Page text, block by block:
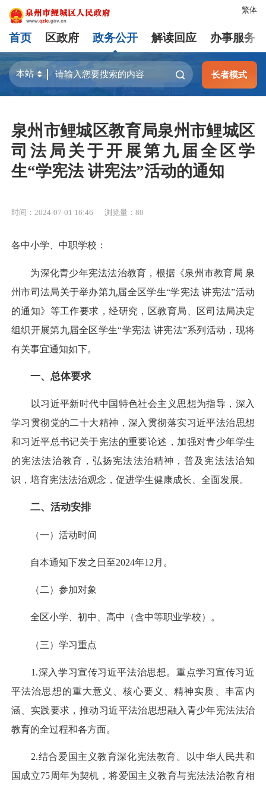
繁体
首页 区政府 政务公开 解读回应 办事服务
长者模式
泉州市鲤城区教育局泉州市鲤城区
司法局关于开展第九届全区学
生“学宪法 讲宪法”活动的通知
时间：2024-07-01 16:46 浏览量： 80
各中小学、中职学校：
为深化青少年宪法法治教育，根据《泉州市教育局 泉
州市司法局关于举办第九届全区学生“学宪法 讲宪法”活动
的通知》等工作要求，经研究，区教育局、区司法局决定
组织开展第九届全区学生“学宪法 讲宪法”系列活动，现将
有关事宜通知如下。
一、总体要求
以习近平新时代中国特色社会主义思想为指导，深入
学习贯彻党的二十大精神，深入贯彻落实习近平法治思想
和习近平总书记关于宪法的重要论述，加强对青少年学生
的宪法法治教育，弘扬宪法法治精神，普及宪法法治知
识，培育宪法法治观念，促进学生健康成长、全面发展。
二、活动安排
（一）活动时间
自本通知下发之日至2024年12月。
（二）参加对象
全区小学、初中、高中（含中等职业学校）。
（三）学习重点
1.深入学习宣传习近平法治思想。重点学习宣传习近
平法治思想的重大意义、核心要义、精神实质、丰富内
涵、实践要求，推动习近平法治思想融入青少年宪法法治
教育的全过程和各方面。
2.结合爱国主义教育深化宪法教育。以中华人民共和
国成立75周年为契机，将爱国主义教育与宪法法治教育相